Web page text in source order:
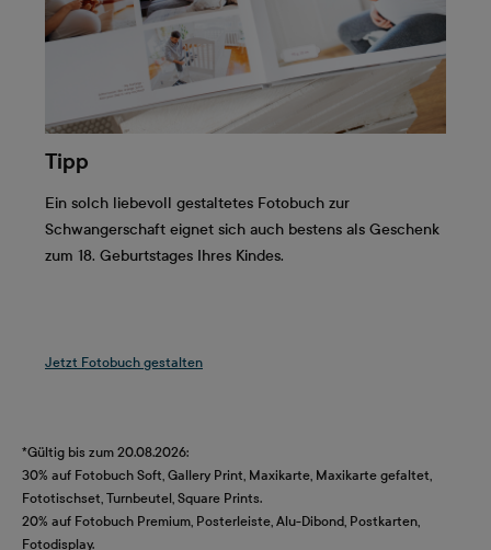
Tipp
Ein solch liebevoll gestaltetes Fotobuch zur
Schwangerschaft eignet sich auch bestens als Geschenk
zum 18. Geburtstages Ihres Kindes.
Jetzt Fotobuch gestalten
*Gültig bis zum 20.08.2026:
30% auf Fotobuch Soft, Gallery Print, Maxikarte, Maxikarte gefaltet,
Fototischset, Turnbeutel, Square Prints.
20% auf Fotobuch Premium, Posterleiste, Alu-Dibond, Postkarten,
Fotodisplay.